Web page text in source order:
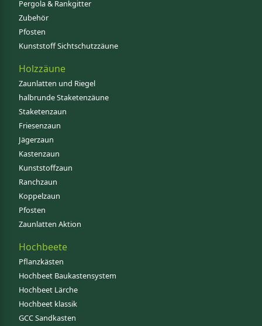
Pergola & Rankgitter
Zubehör
Pfosten
Kunststoff Sichtschutzzäune
Holzzäune
Zaunlatten und Riegel
halbrunde Staketenzäune
Staketenzaun
Friesenzaun
Jägerzaun
Kastenzaun
Kunststoffzaun
Ranchzaun
Koppelzaun
Pfosten
Zaunlatten Aktion
Hochbeete
Pflanzkästen
Hochbeet Baukastensystem
Hochbeet Lärche
Hochbeet klassik
GCC Sandkasten